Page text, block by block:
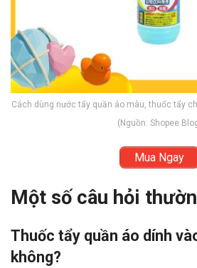
Cách dùng nước tẩy quần áo màu, thuốc tẩy
(Nguồn: Shopee
Mua Ngay
Một số câu hỏi
Thuốc tẩy quần áo dính
không?